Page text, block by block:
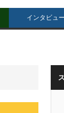
インタビュー